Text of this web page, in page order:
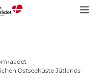
Ostseeküste Jütlands